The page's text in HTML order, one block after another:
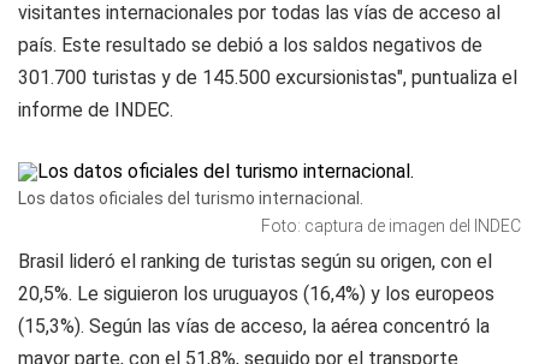
visitantes internacionales por todas las vías de acceso al
país. Este resultado se debió a los saldos negativos de
301.700 turistas y de 145.500 excursionistas", puntualiza el
informe de INDEC.
Los datos oficiales del turismo internacional.
Foto: captura de imagen del INDEC
Brasil lideró el ranking de turistas según su origen, con el
20,5%. Le siguieron los uruguayos (16,4%) y los europeos
(15,3%). Según las vías de acceso, la aérea concentró la
mayor parte, con el 51,8%, seguido por el transporte